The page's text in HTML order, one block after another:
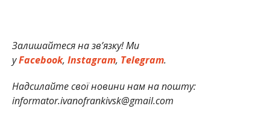
Залишайтеся на зв’язку! Ми
уFacebook, Instagram, Telegram.
Надсилайте свої новини нам на пошту:
informator.ivanofrankivsk@gmail.com